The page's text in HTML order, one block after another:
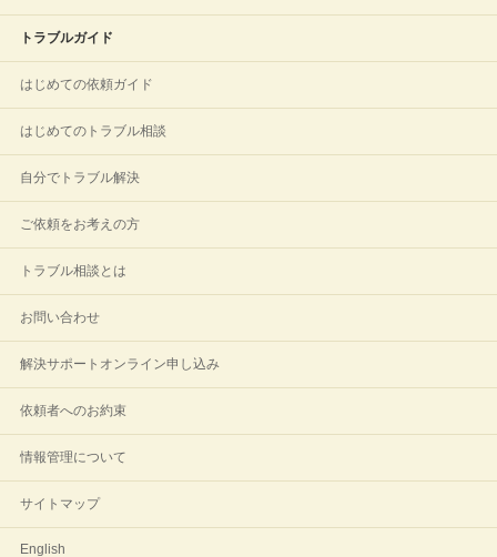
トラブルガイド
はじめての依頼ガイド
はじめてのトラブル相談
自分でトラブル解決
ご依頼をお考えの方
トラブル相談とは
お問い合わせ
解決サポートオンライン申し込み
依頼者へのお約束
情報管理について
サイトマップ
English